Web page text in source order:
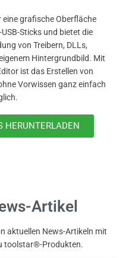
grafische Oberfläche
Sticks und bietet die
von Treibern, DLLs,
Hintergrundbild. Mit
ist das Erstellen von
Vorwissen ganz einfach
HERUNTERLADEN
Artikel
aktuellen News-Artikeln mit
toolstar®-Produkten.